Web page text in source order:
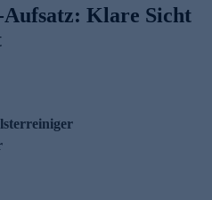
Klare Sicht